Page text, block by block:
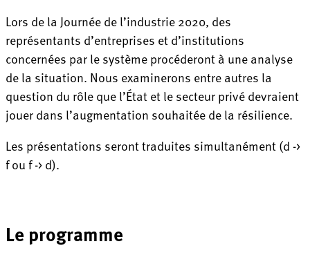
Lors de la Journée de l’industrie 2020, des
représentants d’entreprises et d’institutions
concernées par le système procéderont à une analyse
de la situation. Nous examinerons entre autres la
question du rôle que l’État et le secteur privé devraient
jouer dans l’augmentation souhaitée de la résilience.
Les présentations seront traduites simultanément (d ->
f ou f -> d).
Le programme